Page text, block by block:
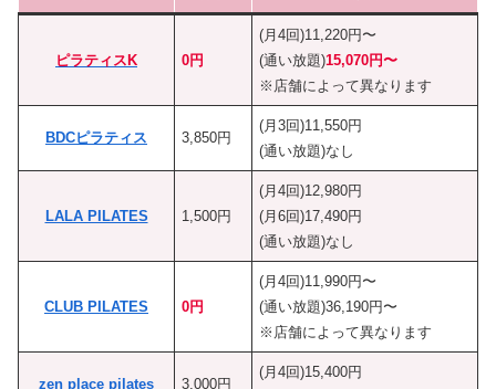
ピラティスK 0円
(月4回)11,220円〜
(通い放題)15,070円〜
※店舗によって異なります
BDCピラティス 3,850円
(月3回)11,550円
(通い放題)なし
LALA PILATES 1,500円
(月4回)12,980円
(月6回)17,490円
(通い放題)なし
CLUB PILATES 0円
(月4回)11,990円〜
(通い放題)36,190円〜
※店舗によって異なります
zen place pilates 3,000円
(月4回)15,400円